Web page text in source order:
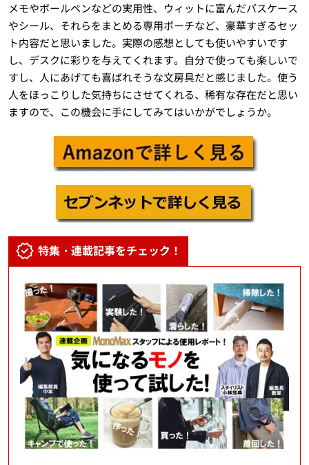
メモやボールペンなどの実用性、ウィットに富んだパスケース
やシール、それらをまとめる専用ポーチなど、豪華すぎるセッ
ト内容だと思いました。実際の感想としても使いやすいです
し、デスクに彩りを与えてくれます。自分で使っても楽しいで
すし、人にあげても喜ばれそうな文房具だと感じました。使う
人をほっこりした気持ちにさせてくれる、稀有な存在だと思い
ますので、この機会に手にしてみてはいかがでしょうか。
特集・連載記事をチェック！